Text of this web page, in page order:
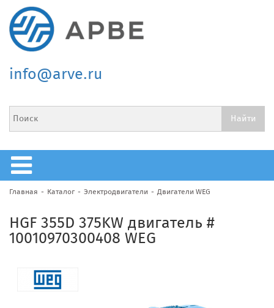
info@arve.ru
Главная Каталог Электродвигатели Двигатели WEG
HGF 355D 375KW двигатель #
10010970300408 WEG